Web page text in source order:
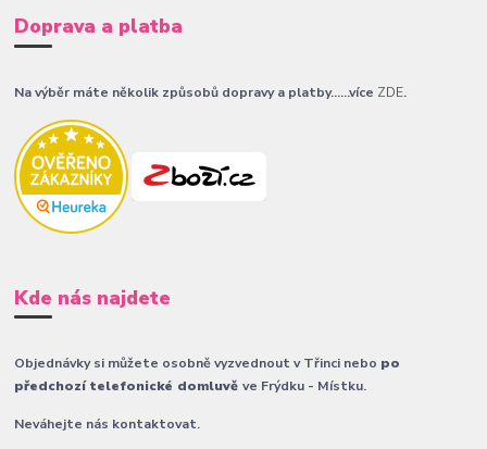
Doprava a platba
Na výběr máte několik způsobů dopravy a platby......více ZDE.
Kde nás najdete
Objednávky si můžete osobně vyzvednout v Třinci nebo po
předchozí telefonické domluvěve Frýdku - Místku.
Neváhejte nás kontaktovat.